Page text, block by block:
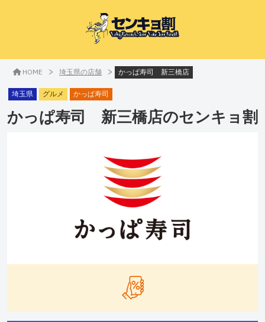
HOME > 埼玉県の店舗 > かっぱ寿司 新三橋店
埼玉県 グルメ かっぱ寿司
かっぱ寿司 新三橋店のセンキョ割